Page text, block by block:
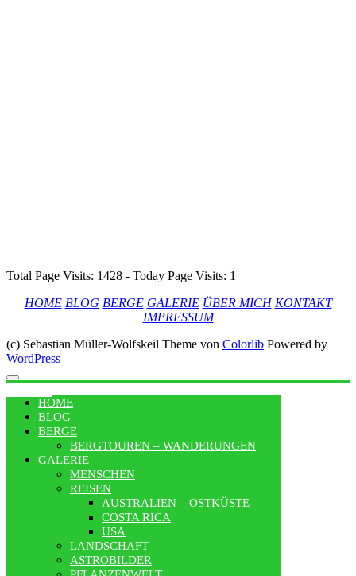
Total Page Visits: 1428 - Today Page Visits: 1
HOME BLOG BERGE GALERIE ÜBER MICH KONTAKT
IMPRESSUM
(c) Sebastian Müller-Wolfskeil Theme von Colorlib Powered by
WordPress
HOME
BLOG
BERGE
BERGTOUREN – WANDERUNGEN
GALERIE
MENSCHEN
REISEN
AUSTRALIEN – OSTKÜSTE
COSTA RICA
USA
LANDSCHAFT
ASTROBILDER